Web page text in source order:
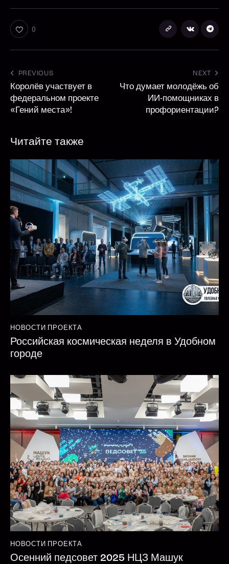
0
PREVIOUS
Королёв участвует в
федеральном проекте
«Гений места»!
NEXT
Что думает молодёжь об
ИИ-помощниках в
профориентации?
Читайте также
НОВОСТИ ПРОЕКТА
Российская космическая неделя в Удобном
городе
НОВОСТИ ПРОЕКТА
Осенний педсовет 2025 НЦЗ Машук